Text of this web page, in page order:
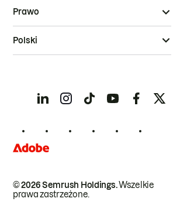
© 2026 Semrush Holdings.Wszelkie
prawa zastrzeżone.
Prawo
Polski